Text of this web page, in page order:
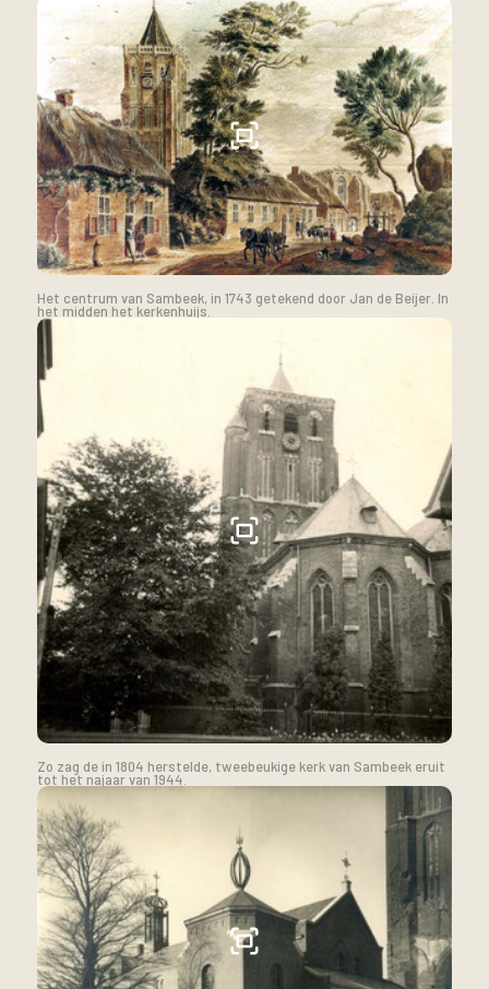
Het centrum van Sambeek, in 1743 getekend door Jan de Beijer. In
het midden het kerkenhuijs.
Zo zag de in 1804 herstelde, tweebeukige kerk van Sambeek eruit
tot het najaar van 1944.